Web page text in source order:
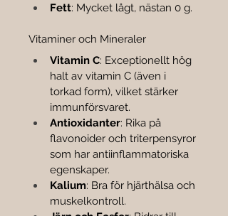
Fett: Mycket lågt, nästan 0 g.
Vitaminer och Mineraler
Vitamin C: Exceptionellt hög
halt av vitamin C (även i
torkad form), vilket stärker
immunförsvaret.
Antioxidanter: Rika på
flavonoider och triterpensyror
som har antiinflammatoriska
egenskaper.
Kalium: Bra för hjärthälsa och
muskelkontroll.